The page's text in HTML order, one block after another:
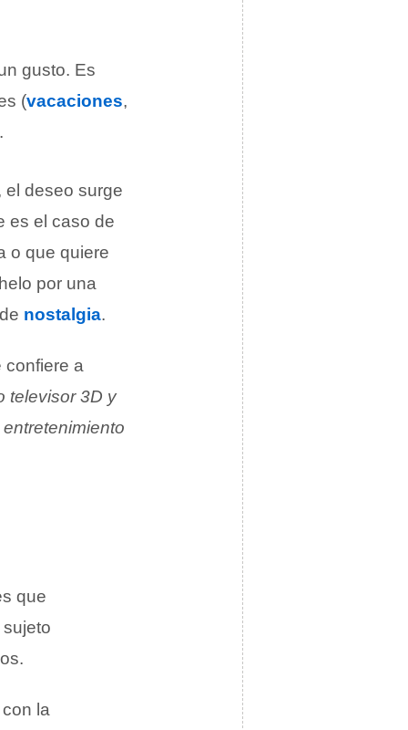
gusto. Es
(vacaciones,
deseo surge
es el caso de
o que quiere
por una
nostalgia.
confiere a
televisor 3D y
que
la